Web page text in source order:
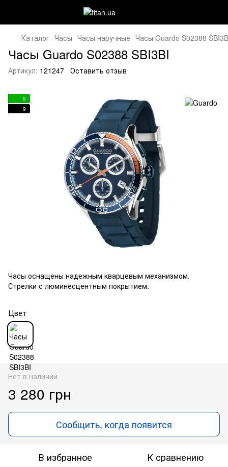
Каталог Часы Часы наручные Часы Guardo S02388
Часы Guardo S02388 SBI3BI
Артикул: 121247 Оставить отзыв
9
9
Часы оснащены надежным кварцевым механизмом.
Стрелки с люминесцентным покрытием.
Цвет
Нет в наличии
3 280 грн
Сообщить, когда появится
В избранное К сравнению